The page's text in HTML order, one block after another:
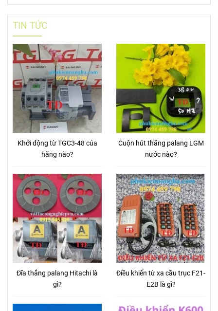
TIN TỨC
Khởi động từ TGC3-48 của
hãng nào?
Cuộn hút thắng palang LGM
nước nào?
Đĩa thắng palang Hitachi là
gì?
Điều khiển từ xa cầu trục F21-
E2B là gì?